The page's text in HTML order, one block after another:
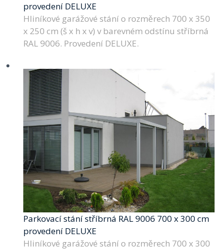
provedení DELUXE
Hliníkové garážové stání o rozměrech 700 x 350
x 250 cm (š x h x v) v barevném odstínu stříbrná
RAL 9006. Provedení DELUXE.
Parkovací stání stříbrná RAL 9006 700 x 300 cm
provedení DELUXE
Hliníkové garážové stání o rozměrech 700 x 300